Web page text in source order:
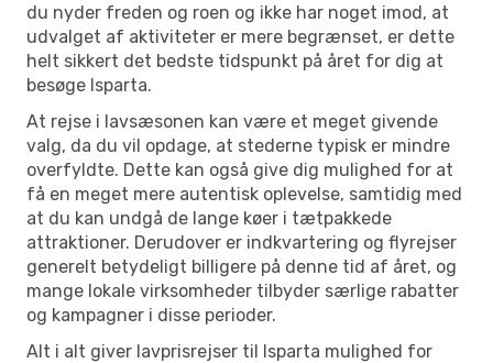
du nyder freden og roen og ikke har noget imod, at
udvalget af aktiviteter er mere begrænset, er dette
helt sikkert det bedste tidspunkt på året for dig at
besøge Isparta.
At rejse i lavsæsonen kan være et meget givende
valg, da du vil opdage, at stederne typisk er mindre
overfyldte. Dette kan også give dig mulighed for at
få en meget mere autentisk oplevelse, samtidig med
at du kan undgå de lange køer i tætpakkede
attraktioner. Derudover er indkvartering og flyrejser
generelt betydeligt billigere på denne tid af året, og
mange lokale virksomheder tilbyder særlige rabatter
og kampagner i disse perioder.
Alt i alt giver lavprisrejser til Isparta mulighed for